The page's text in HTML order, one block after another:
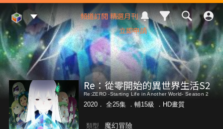
Mod Web頻道訂閱
立即申請
精選月刊
Re：從零開始的異世界生活S2
Re:ZERO -Starting Life in Another World- Season 2
2020． 全25集 ． 輔15級 ．HD畫質
類型 魔幻冒險